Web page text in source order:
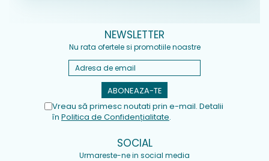
NEWSLETTER
Nu rata ofertele si promotiile noastre
Vreau să primesc noutati prin e-mail. Detalii
în Politica de Confidențialitate.
SOCIAL
Urmareste-ne in social media